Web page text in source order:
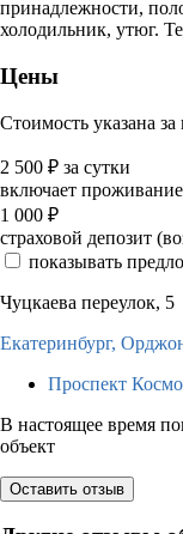
принадлежности,
холодильник, утюг.
Цены
Стоимость указана
2 500 ₽ за сутки
включает
1 000 ₽
страховой депозит
показывать
Чуцкаева переулок, 5
Екатеринбург,
Проспект
В настоящее время
объект
Оставить отзыв